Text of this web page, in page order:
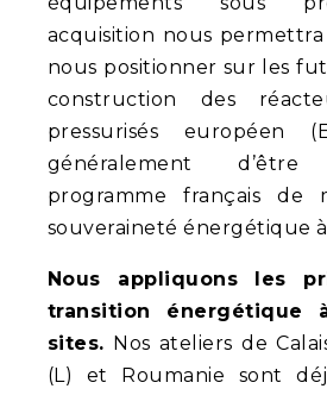
acquisition nous
nous positionner sur les
construction des
pressurisés européen
généralement
programme français de
souveraineté énergétique
Nous appliquons les
transition énergétique
sites. Nos ateliers de
(L) et Roumanie sont